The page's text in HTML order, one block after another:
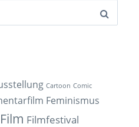
Cartoon Comic
Feminismus
Film Filmfestival